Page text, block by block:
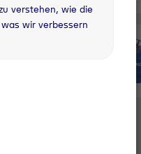
verstehen, wie die
wir verbessern